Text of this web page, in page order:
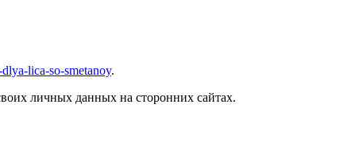
lica-so-smetanoy.
личных данных на сторонних сайтах.